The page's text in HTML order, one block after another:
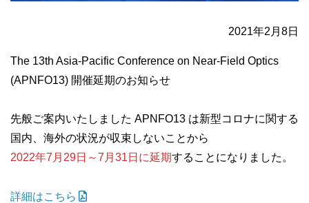
2021年2月8日
The 13th Asia-Pacific Conference on Near-Field Optics
(APNFO13) 開催延期のお知らせ
先般ご案内いたしました APNFO13 は新型コロナに関する
国内、海外の状況が収束しないことから
2022年7月29日～7月31日に延期することになりました。
詳細はこちら